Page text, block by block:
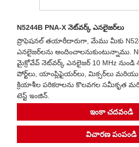
N5244B PNA-X నెట్‌వర్క్ ఎనలైజర్‌లు
ప్రొఫెషనల్ తయారీదారుగా, మేము మీకు
ఎనలైజర్‌లను అందించాలనుకుంటున్నాము.
మైక్రోవేవ్ నెట్‌వర్క్ ఎనలైజర్ 10 MHz నుండి
పోర్ట్‌లు, యాంప్లిఫైయర్‌లు, మిక్సర్‌లు మరియు
క్రియాశీల పరికరాలను కొలవగల సమీకృత
టెస్ట్ ఇంజిన్.
ఇంకా చదవండి
విచారణ పంపండి